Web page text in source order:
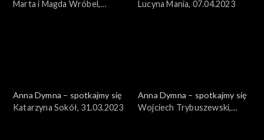
Marta i Magda Wróbel,
Lucyna Mania, 07.04.2023
Anna Dymna – spotkajmy się
Katarzyna Sokół, 31.03.2023
Anna Dymna – spotkajmy się
Wojciech Trybuszewski,